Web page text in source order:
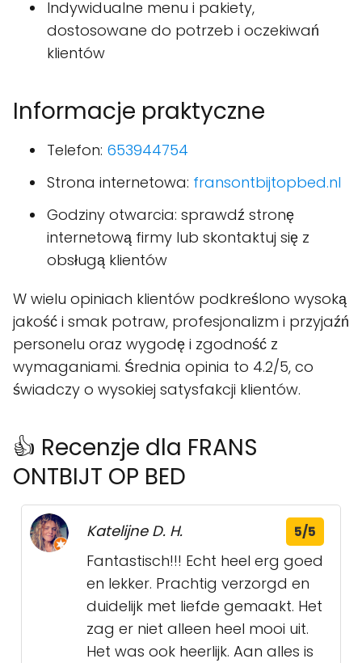
Indywidualne menu i pakiety,
dostosowane do potrzeb i oczekiwań
klientów
Informacje praktyczne
Telefon: 653944754
Strona internetowa: fransontbijtopbed.nl
Godziny otwarcia: sprawdź stronę
internetową firmy lub skontaktuj się z
obsługą klientów
W wielu opiniach klientów podkreślono wysoką
jakość i smak potraw, profesjonalizm i przyjaźń
personelu oraz wygodę i zgodność z
wymaganiami. Średnia opinia to 4.2/5, co
świadczy o wysokiej satysfakcji klientów.
👍 Recenzje dla FRANS
ONTBIJT OP BED
Katelijne D. H. 5/5
Fantastisch!!! Echt heel erg goed
en lekker. Prachtig verzorgd en
duidelijk met liefde gemaakt. Het
zag er niet alleen heel mooi uit.
Het was ook heerlijk. Aan alles is